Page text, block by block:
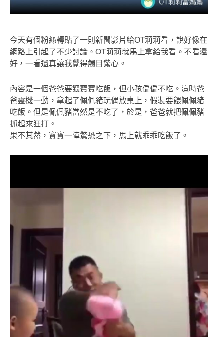
今天有個粉絲轉貼了一則新聞影片給OT莉莉看，說好像在
網路上引起了不少討論。OT莉莉就馬上拿給我看。不看還
好，一看還真讓我覺得觸目驚心。
內容是一個爸爸要餵寶寶吃飯，但小孩偏偏不吃。這時爸
爸靈機一動，拿起了佩佩豬玩偶放桌上，假裝要餵佩佩豬
吃飯。但是佩佩豬當然是不吃了，於是，爸爸就把佩佩豬
抓起來狂打。
果不其然，寶寶一陣驚恐之下，馬上就乖乖吃飯了。